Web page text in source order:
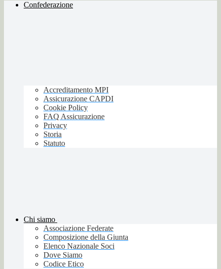
Confederazione
Accreditamento MPI
Assicurazione CAPDI
Cookie Policy
FAQ Assicurazione
Privacy
Storia
Statuto
Chi siamo
Associazione Federate
Composizione della Giunta
Elenco Nazionale Soci
Dove Siamo
Codice Etico